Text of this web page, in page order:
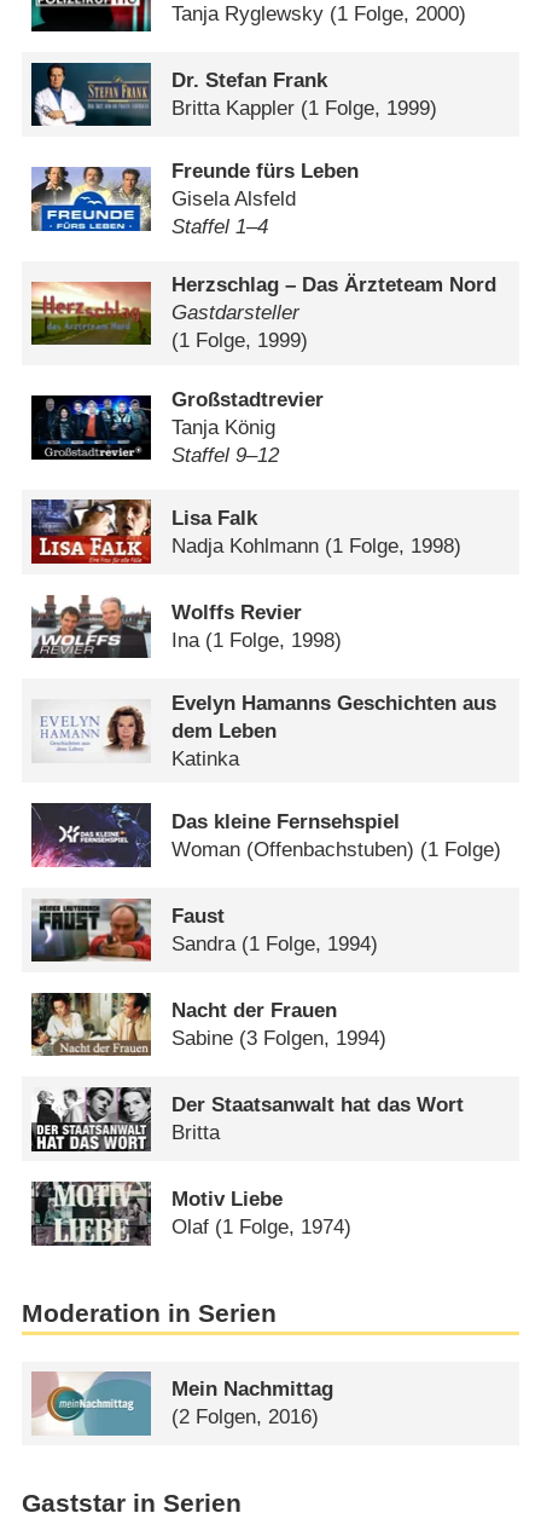
Tanja Ryglewsky (1 Folge, 2000)
Dr. Stefan Frank
Britta Kappler (1 Folge, 1999)
Freunde fürs Leben
Gisela Alsfeld
Staffel 1⁠–⁠4
Herzschlag – Das Ärzteteam Nord
Gastdarsteller
(1 Folge, 1999)
Großstadtrevier
Tanja König
Staffel 9⁠–⁠12
Lisa Falk
Nadja Kohlmann (1 Folge, 1998)
Wolffs Revier
Ina (1 Folge, 1998)
Evelyn Hamanns Geschichten aus
dem Leben
Katinka
Das kleine Fernsehspiel
Woman (Offenbachstuben) (1 Folge)
Faust
Sandra (1 Folge, 1994)
Nacht der Frauen
Sabine (3 Folgen, 1994)
Der Staatsanwalt hat das Wort
Britta
Motiv Liebe
Olaf (1 Folge, 1974)
Moderation in Serien
Mein Nachmittag
(2 Folgen, 2016)
Gaststar in Serien